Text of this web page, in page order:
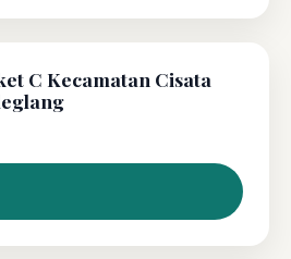
C Kecamatan Cisata